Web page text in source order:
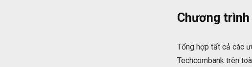
Chương
Tổng hợp tất cả các
Techcombank trên